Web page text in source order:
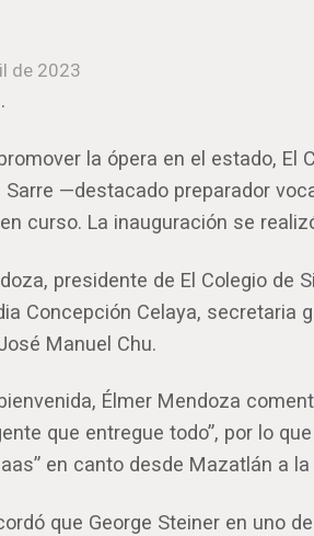
de 2023
la ópera en el estado, El
Sarre —destacado preparador
curso. La inauguración se
presidente de El Colegio de
Concepción Celaya, secretaria
Manuel Chu.
Élmer Mendoza
que entregue todo”, por lo
en canto desde Mazatlán a
que George Steiner en uno